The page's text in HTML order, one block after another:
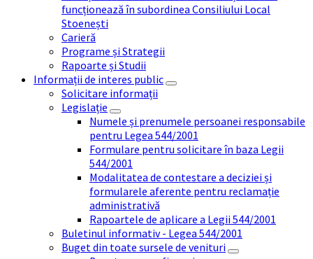
funcționează în subordinea Consiliului Local
Stoenești
Carieră
Programe și Strategii
Rapoarte și Studii
Informații de interes public
Solicitare informații
Legislație
Numele și prenumele persoanei responsabile
pentru Legea 544/2001
Formulare pentru solicitare în baza Legii
544/2001
Modalitatea de contestare a deciziei și
formularele aferente pentru reclamație
administrativă
Rapoartele de aplicare a Legii 544/2001
Buletinul informativ - Legea 544/2001
Buget din toate sursele de venituri